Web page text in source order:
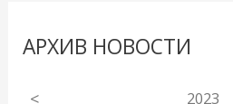
АРХИВ НОВОСТИ
< 2023